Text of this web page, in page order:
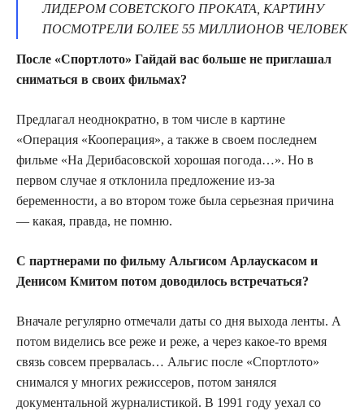
ЛИДЕРОМ СОВЕТСКОГО ПРОКАТА, КАРТИНУ
ПОСМОТРЕЛИ БОЛЕЕ 55 МИЛЛИОНОВ ЧЕЛОВЕК
После «Спортлото» Гайдай вас больше не приглашал
сниматься в своих фильмах?
Предлагал неоднократно, в том числе в картине
«Операция «Кооперация», а также в своем последнем
фильме «На Дерибасовской хорошая погода…». Но в
первом случае я отклонила предложение из-за
беременности, а во втором тоже была серьезная причина
— какая, правда, не помню.
С партнерами по фильму Альгисом Арлаускасом и
Денисом Кмитом потом доводилось встречаться?
Вначале регулярно отмечали даты со дня выхода ленты. А
потом виделись все реже и реже, а через какое-то время
связь совсем прервалась… Альгис после «Спортлото»
снимался у многих режиссеров, потом занялся
документальной журналистикой. В 1991 году уехал со